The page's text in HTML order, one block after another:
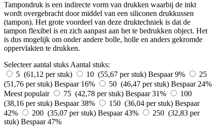
Tampondruk is een indirecte vorm van drukken waarbij de inkt
wordt overgebracht door middel van een siliconen drukkussen
(tampon). Het grote voordeel van deze druktechniek is dat de
tampon flexibel is en zich aanpast aan het te bedrukken object. Het
is dus mogelijk om onder andere bolle, holle en anders gekromde
oppervlakten te drukken.
Selecteer aantal stuksAantal stuks:
5 (61,12 per stuk)
10 (55,67 per stuk) Bespaar 9%
25
(51,76 per stuk) Bespaar 16% 50 (46,47 per stuk) Bespaar 24%
Meest populair
75 (42,78 per stuk) Bespaar 31%
100
(38,16 per stuk) Bespaar 38% 150 (36,04 per stuk) Bespaar
42%
200 (35,07 per stuk) Bespaar 43%
250 (32,83 per
stuk) Bespaar 47%